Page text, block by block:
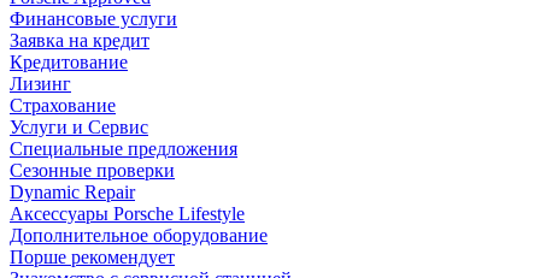
Финансовые услуги
Заявка на кредит
Кредитование
Лизинг
Страхование
Услуги и Сервис
Специальные предложения
Сезонные проверки
Dynamic Repair
Аксессуары Porsche Lifestyle
Дополнительное оборудование
Порше рекомендует